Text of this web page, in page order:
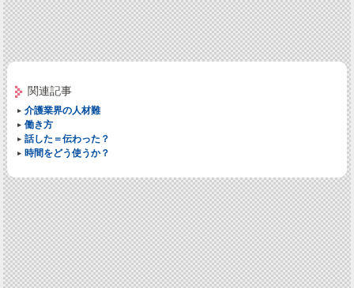
関連記事
介護業界の人材難
働き方
話した＝伝わった？
時間をどう使うか？